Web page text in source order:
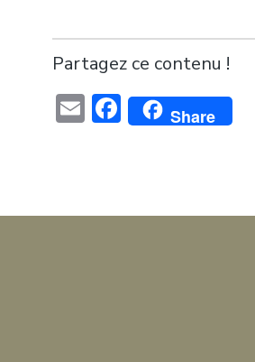
Partagez ce contenu !
EmailFacebook
Share